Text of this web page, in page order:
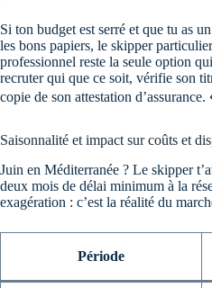
Si ton budget est serré et que tu as
les bons papiers, le skipper
professionnel reste la seule option
recruter qui que ce soit, vérifie son
copie de son attestation d’assurance.
Saisonnalité et impact sur coûts et
Juin en Méditerranée ? Le skipper
deux mois de délai minimum à la
exagération : c’est la réalité du
Période